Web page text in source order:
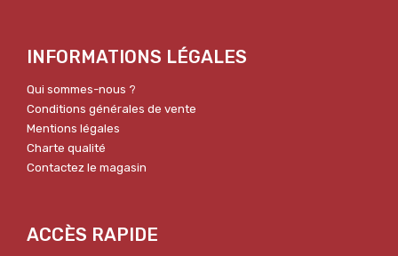
INFORMATIONS LÉGALES
Qui sommes-nous ?
Conditions générales de vente
Mentions légales
Charte qualité
Contactez le magasin
ACCÈS RAPIDE